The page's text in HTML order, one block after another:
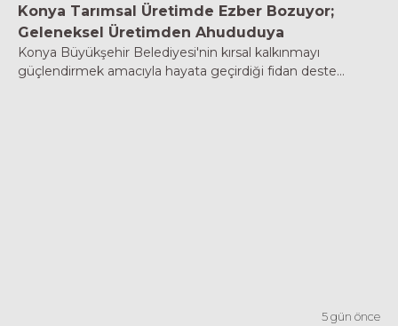
Konya Tarımsal Üretimde Ezber Bozuyor;
Geleneksel Üretimden Ahududuya
Konya Büyükşehir Belediyesi'nin kırsal kalkınmayı
güçlendirmek amacıyla hayata geçirdiği fidan deste...
5 gün önce